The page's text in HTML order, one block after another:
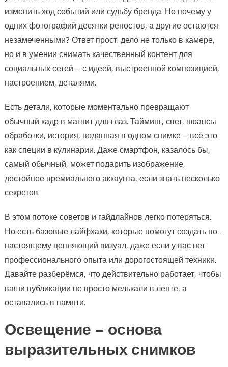
изменить ход событий или судьбу бренда. Но почему у
одних фотографий десятки репостов, а другие остаются
незамеченными? Ответ прост: дело не только в камере,
но и в умении снимать качественный контент для
социальных сетей – с идеей, выстроенной композицией,
настроением, деталями.
Есть детали, которые моментально превращают
обычный кадр в магнит для глаз. Тайминг, свет, нюансы
обработки, история, поданная в одном снимке – всё это
как специи в кулинарии. Даже смартфон, казалось бы,
самый обычный, может подарить изображение,
достойное премиального аккаунта, если знать несколько
секретов.
В этом потоке советов и гайдлайнов легко потеряться.
Но есть базовые лайфхаки, которые помогут создать по-
настоящему цепляющий визуал, даже если у вас нет
профессионального опыта или дорогостоящей техники.
Давайте разберёмся, что действительно работает, чтобы
ваши публикации не просто мелькали в ленте, а
оставались в памяти.
Освещение – основа
выразительных снимков